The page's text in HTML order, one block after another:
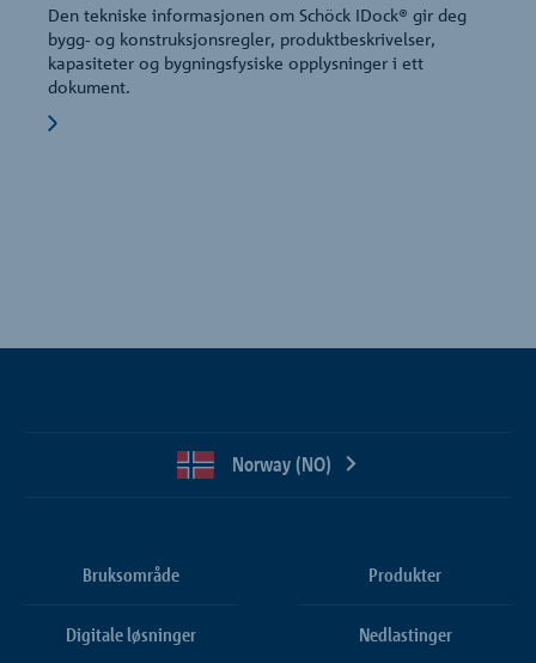
Den tekniske informasjonen om Schöck IDock® gir deg
bygg- og konstruksjonsregler, produktbeskrivelser,
kapasiteter og bygningsfysiske opplysninger i ett
dokument.
Norway (NO)
Bruksområde Produkter
Digitale løsninger Nedlastinger